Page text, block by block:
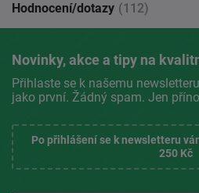
Hodnocení/dotazy (112)
Novinky, akce a tipy na
Přihlaste se k našemu
jako první. Žádný spam. Jen
Po přihlášení se k newsletteru
250 Kč